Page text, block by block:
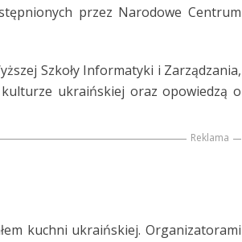
przez Narodowe Centrum
Szkoły Informatyki i Zarządzania,
ukraińskiej oraz opowiedzą o
Reklama
kuchni ukraińskiej. Organizatorami